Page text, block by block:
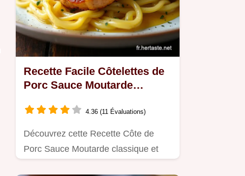
Recette Facile Côtelettes de
Porc Sauce Moutarde
4.36 (11 Évaluations)
Découvrez cette Recette Côte de
Porc Sauce Moutarde classique et